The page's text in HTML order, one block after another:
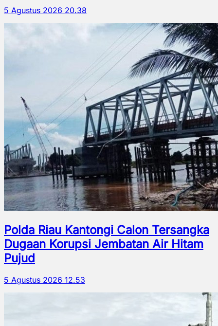
5 Agustus 2026 20.38
Polda Riau Kantongi Calon Tersangka
Dugaan Korupsi Jembatan Air Hitam
Pujud
5 Agustus 2026 12.53